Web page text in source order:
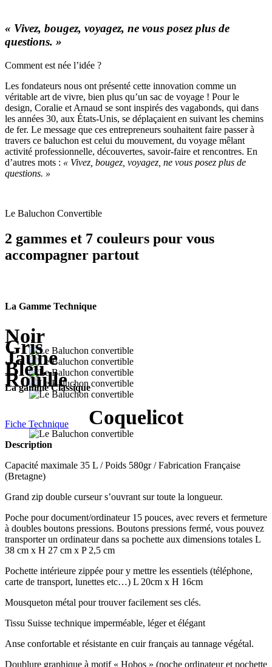
« Vivez, bougez, voyagez, ne vous posez plus de
questions. »
Comment est née l’idée ?
Les fondateurs nous ont présenté cette innovation comme un
véritable art de vivre, bien plus qu’un sac de voyage ! Pour le
design, Coralie et Arnaud se sont inspirés des vagabonds, qui dans
les années 30, aux États-Unis, se déplaçaient en suivant les chemins
de fer. Le message que ces entrepreneurs souhaitent faire passer à
travers ce baluchon est celui du mouvement, du voyage mêlant
activité professionnelle, découvertes, savoir-faire et rencontres. En
d’autres mots : « Vivez, bougez, voyagez, ne vous posez plus de
questions. »
Le Baluchon Convertible
2 gammes et 7 couleurs pour vous
accompagner partout
La Gamme Technique
Noir
Gris
Jaune
Bleu
Rouille
La gamme Classique
Coquelicot
Fiche Technique
Description
Capacité maximale 35 L / Poids 580gr / Fabrication Française
(Bretagne)
Grand zip double curseur s’ouvrant sur toute la longueur.
Poche pour document/ordinateur 15 pouces, avec revers et fermeture
à doubles boutons pressions. Boutons pressions fermé, vous pouvez
transporter un ordinateur dans sa pochette aux dimensions totales L
38 cm x H 27 cm x P 2,5 cm
Pochette intérieure zippée pour y mettre les essentiels (téléphone,
carte de transport, lunettes etc…) L 20cm x H 16cm
Mousqueton métal pour trouver facilement ses clés.
Tissu Suisse technique imperméable, léger et élégant
Anse confortable et résistante en cuir français au tannage végétal.
Doublure graphique à motif « Hobos » (poche ordinateur et pochette